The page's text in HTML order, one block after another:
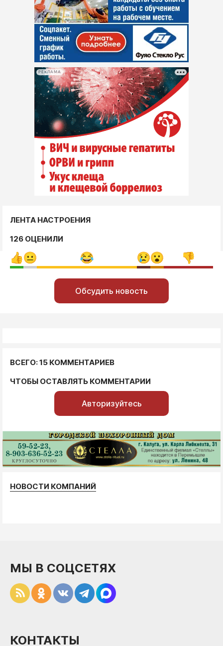
РЕКЛАМА
ЛЕНТА НАСТРОЕНИЯ
126 ОЦЕНИЛИ
Обсудить новость
ВСЕГО: 15 КОММЕНТАРИЕВ
ЧТОБЫ ОСТАВЛЯТЬ КОММЕНТАРИИ
Авторизуйтесь
НОВОСТИ КОМПАНИЙ
МЫ В СОЦСЕТЯХ
КОНТАКТЫ